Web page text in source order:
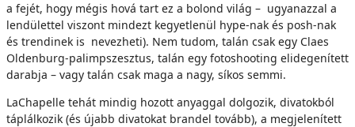
a fejét, hogy mégis hová tart ez a bolond világ – ugyanazzal a
lendülettel viszont mindezt kegyetlenül hype-nak és posh-nak
és trendinek is nevezheti). Nem tudom, talán csak egy Claes
Oldenburg-palimpszesztus, talán egy fotoshooting elidegenített
darabja – vagy talán csak maga a nagy, síkos semmi.
LaChapelle tehát mindig hozott anyaggal dolgozik, divatokból
táplálkozik (és újabb divatokat brandel tovább), a megjelenített